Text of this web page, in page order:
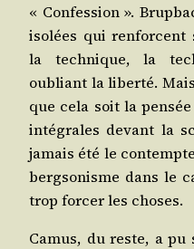
« Confes­sion ».
iso­lées qui ren­forcent
la tech­nique, la
oubliant la liber­té.
que cela soit la
inté­grales devant la
jamais été le
berg­so­nisme dans le
trop for­cer les choses.
Camus, du reste, a pu